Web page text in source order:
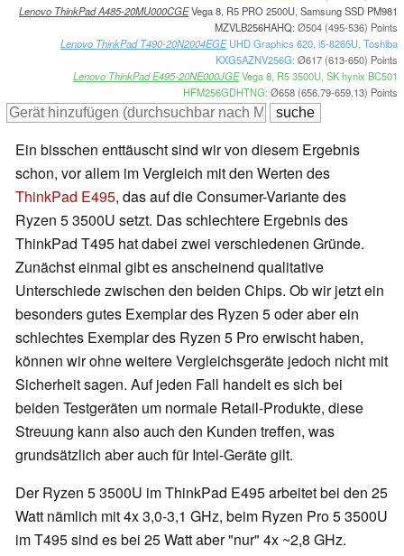
Lenovo ThinkPad A485-20MU000CGEVega 8, R5 PRO 2500U, Samsung SSD PM981
MZVLB256HAHQ: Ø504 (495-536) Points
Lenovo ThinkPad T490-20N2004EGEUHD Graphics 620, i5-8265U, Toshiba
KXG5AZNV256G: Ø617 (613-650) Points
Lenovo ThinkPad E495-20NE000JGEVega 8, R5 3500U, SK hynix BC501
HFM256GDHTNG: Ø658 (656.79-659.13) Points
Ein bisschen enttäuscht sind wir von diesem Ergebnis
schon, vor allem im Vergleich mit den Werten des
ThinkPad E495, das auf die Consumer-Variante des
Ryzen 5 3500U setzt. Das schlechtere Ergebnis des
ThinkPad T495 hat dabei zwei verschiedenen Gründe.
Zunächst einmal gibt es anscheinend qualitative
Unterschiede zwischen den beiden Chips. Ob wir jetzt ein
besonders gutes Exemplar des Ryzen 5 oder aber ein
schlechtes Exemplar des Ryzen 5 Pro erwischt haben,
können wir ohne weitere Vergleichsgeräte jedoch nicht mit
Sicherheit sagen. Auf jeden Fall handelt es sich bei
beiden Testgeräten um normale Retail-Produkte, diese
Streuung kann also auch den Kunden treffen, was
grundsätzlich aber auch für Intel-Geräte gilt.
Der Ryzen 5 3500U im ThinkPad E495 arbeitet bei den 25
Watt nämlich mit 4x 3,0-3,1 GHz, beim Ryzen Pro 5 3500U
im T495 sind es bei 25 Watt aber "nur" 4x ~2,8 GHz.